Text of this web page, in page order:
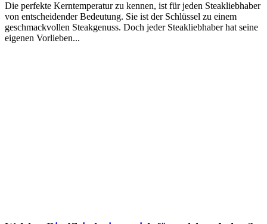
Die perfekte Kerntemperatur zu kennen, ist für jeden Steakliebhaber
von entscheidender Bedeutung. Sie ist der Schlüssel zu einem
geschmackvollen Steakgenuss. Doch jeder Steakliebhaber hat seine
eigenen Vorlieben...